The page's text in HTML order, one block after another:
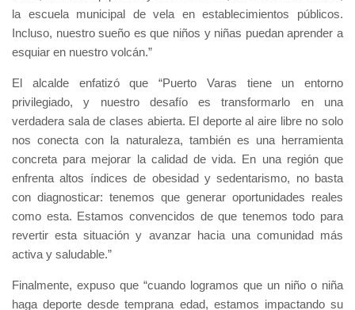
la escuela municipal de vela en establecimientos públicos.
Incluso, nuestro sueño es que niños y niñas puedan aprender a
esquiar en nuestro volcán.”
El alcalde enfatizó que “Puerto Varas tiene un entorno
privilegiado, y nuestro desafío es transformarlo en una
verdadera sala de clases abierta. El deporte al aire libre no solo
nos conecta con la naturaleza, también es una herramienta
concreta para mejorar la calidad de vida. En una región que
enfrenta altos índices de obesidad y sedentarismo, no basta
con diagnosticar: tenemos que generar oportunidades reales
como esta. Estamos convencidos de que tenemos todo para
revertir esta situación y avanzar hacia una comunidad más
activa y saludable.”
Finalmente, expuso que “cuando logramos que un niño o niña
haga deporte desde temprana edad, estamos impactando su